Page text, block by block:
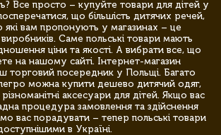
Все просто – купуйте товари для дітей у
що більшість дитячих речей,
які вам пропонують у магазинах – це
Саме польські товари мають
ціни та якості. А вибрати все, що
на нашому сайті. Інтернет-магазин
торговий посередник у Польщі. Багато
можна купити дешево дитячий одяг,
аксесуари для дітей. Якщо вас
процедура замовлення та здійснення
вас порадувати – тепер польські товари
в Україні.